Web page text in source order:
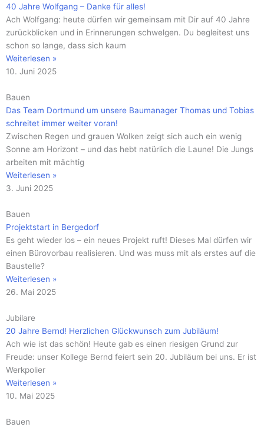
40 Jahre Wolfgang – Danke für alles!
Ach Wolfgang: heute dürfen wir gemeinsam mit Dir auf 40 Jahre
zurückblicken und in Erinnerungen schwelgen. Du begleitest uns
schon so lange, dass sich kaum
Weiterlesen »
10. Juni 2025
Bauen
Das Team Dortmund um unsere Baumanager Thomas und Tobias
schreitet immer weiter voran!
Zwischen Regen und grauen Wolken zeigt sich auch ein wenig
Sonne am Horizont – und das hebt natürlich die Laune! Die Jungs
arbeiten mit mächtig
Weiterlesen »
3. Juni 2025
Bauen
Projektstart in Bergedorf
Es geht wieder los – ein neues Projekt ruft! Dieses Mal dürfen wir
einen Bürovorbau realisieren. Und was muss mit als erstes auf die
Baustelle?
Weiterlesen »
26. Mai 2025
Jubilare
20 Jahre Bernd! Herzlichen Glückwunsch zum Jubiläum!
Ach wie ist das schön! Heute gab es einen riesigen Grund zur
Freude: unser Kollege Bernd feiert sein 20. Jubiläum bei uns. Er ist
Werkpolier
Weiterlesen »
10. Mai 2025
Bauen